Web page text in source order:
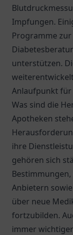
Impfungen.
Programme
unterstützen.
Anlaufpunkt für
Was sind die
Apotheken
ihre
gehören sich
Anbietern
über neue
fortzubilden.
immer